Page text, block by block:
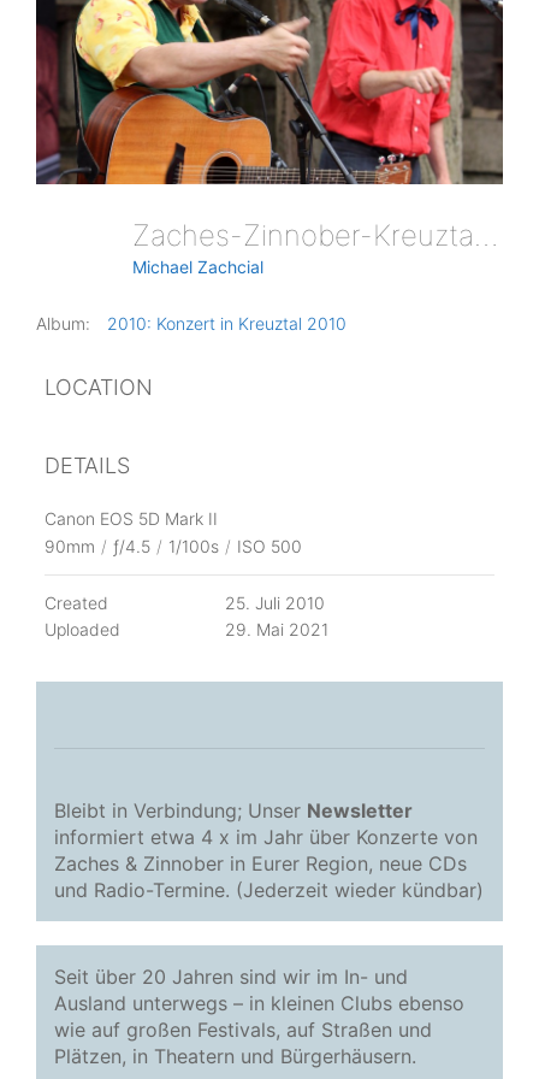
Zaches-Zinnober-Kreuztal- Id
Michael Zachcial
Album: 2010: Konzert in Kreuztal 2010
LOCATION
DETAILS
Canon EOS 5D Mark II
90mm / ƒ/4.5 / 1/100s / ISO 500
Created
25. Juli 2010
Uploaded
29. Mai 2021
Bleibt in Verbindung; Unser Newsletter
informiert etwa 4 x im Jahr über Konzerte von
Zaches & Zinnober in Eurer Region, neue CDs
und Radio-Termine. (Jederzeit wieder kündbar)
Seit über 20 Jahren sind wir im In- und
Ausland unterwegs – in kleinen Clubs ebenso
wie auf großen Festivals, auf Straßen und
Plätzen, in Theatern und Bürgerhäusern.